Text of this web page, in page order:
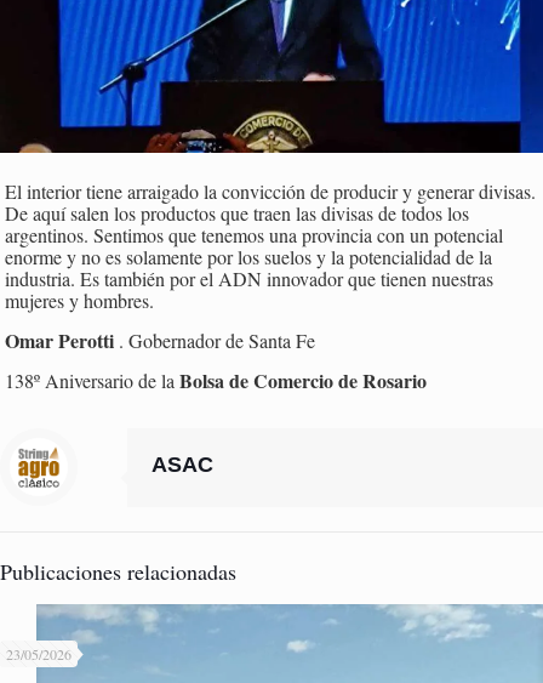
El interior tiene arraigado la convicción de producir y generar divisas.
De aquí salen los productos que traen las divisas de todos los
argentinos. Sentimos que tenemos una provincia con un potencial
enorme y no es solamente por los suelos y la potencialidad de la
industria. Es también por el ADN innovador que tienen nuestras
mujeres y hombres.
Omar Perotti . Gobernador de Santa Fe
138º Aniversario de laBolsa de Comercio de Rosario
ASAC
Publicaciones relacionadas
23/05/2026